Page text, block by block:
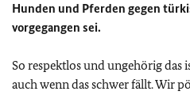
Hunden und Pferden gegen
vorgegangen sei.
So respektlos und ungehörig das
auch wenn das schwer fällt. Wir